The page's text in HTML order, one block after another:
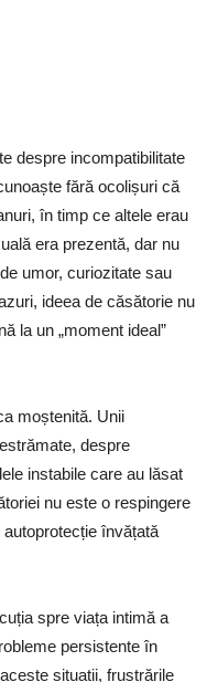
despre incompatibilitate
fără ocolișuri că
în timp ce altele erau
era prezentă, dar nu
umor, curiozitate sau
ideea de căsătorie nu
la un „moment ideal”
moștenită. Unii
despre
instabile care au lăsat
nu este o respingere
învățată
spre viața intimă a
persistente în
situații, frustrările